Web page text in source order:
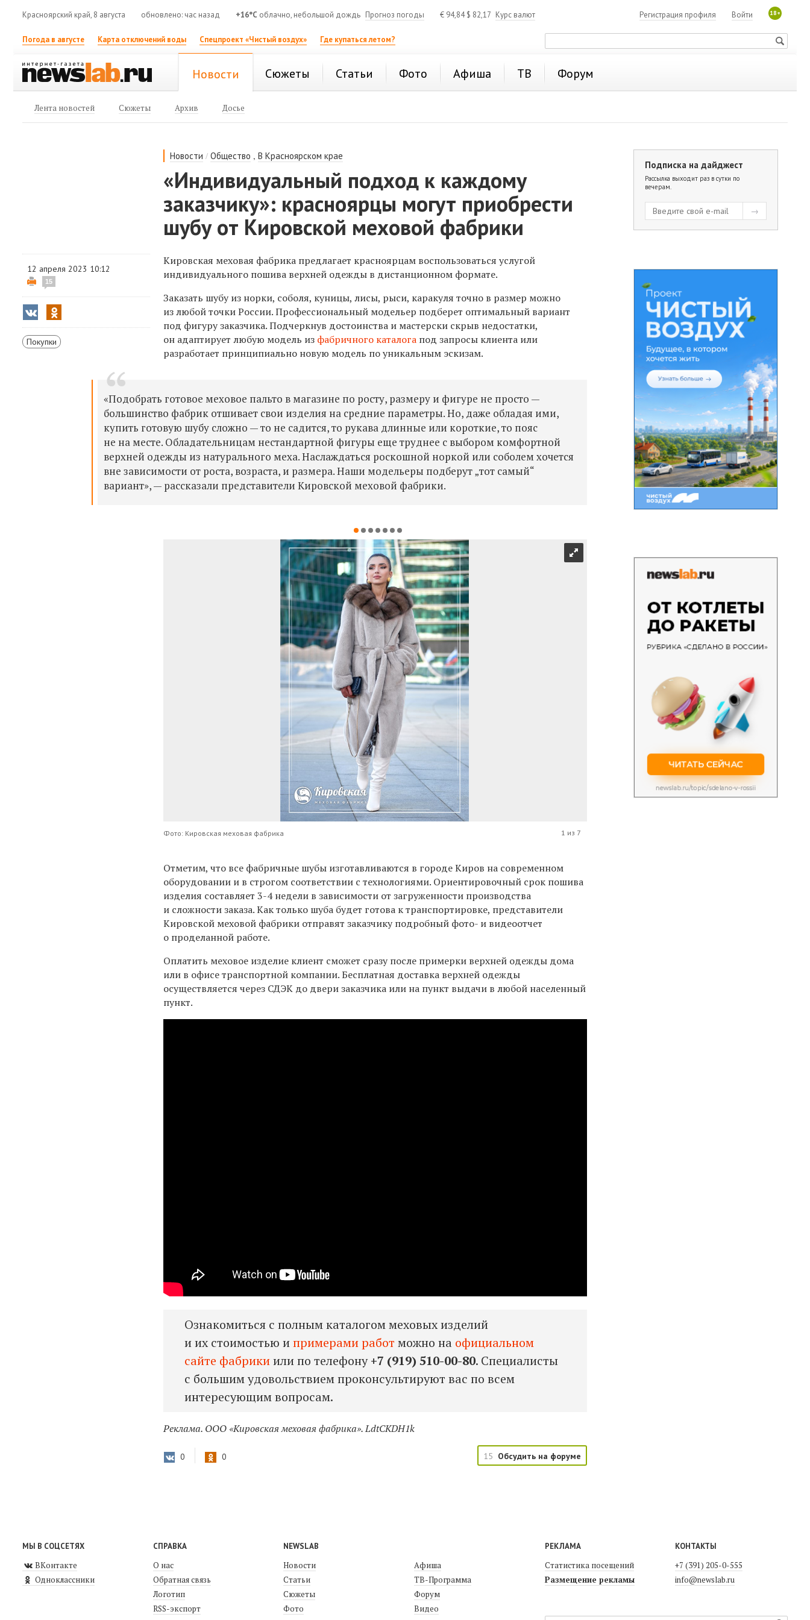
Красноярский край, 8 августа обновлено: час назад +16°C облачно, небольшой дождь Прогноз погоды € 94,84$ 82,17 Курс валют 18+
Войти
Регистрация профиля
Погода в августе Карта отключений воды Спецпроект «Чистый воздух» Где купаться летом?
Новости Сюжеты Статьи Фото Афиша ТВ Форум
Лента новостей Сюжеты Архив Досье
Новости /Общество ,В Красноярском крае
«Индивидуальный подход к каждому
заказчику»: красноярцы могут приобрести
шубу от Кировской меховой фабрики
12 апреля 2023 10:12
15
Покупки
Кировская меховая фабрика предлагает красноярцам воспользоваться услугой
индивидуального пошива верхней одежды в дистанционном формате.
Заказать шубу из норки, соболя, куницы, лисы, рыси, каракуля точно в размер можно
из любой точки России. Профессиональный модельер подберет оптимальный вариант
под фигуру заказчика. Подчеркнув достоинства и мастерски скрыв недостатки,
он адаптирует любую модель из фабричного каталога под запросы клиента или
разработает принципиально новую модель по уникальным эскизам.
«Подобрать готовое меховое пальто в магазине по росту, размеру и фигуре не просто —
большинство фабрик отшивает свои изделия на средние параметры. Но, даже обладая ими,
купить готовую шубу сложно — то не садится, то рукава длинные или короткие, то пояс
не на месте. Обладательницам нестандартной фигуры еще труднее с выбором комфортной
верхней одежды из натурального меха. Наслаждаться роскошной норкой или соболем хочется
вне зависимости от роста, возраста, и размера. Наши модельеры подберут „тот самый“
вариант», — рассказали представители Кировской меховой фабрики.
Фото: Кировская меховая фабрика 1 из 7
Отметим, что все фабричные шубы изготавливаются в городе Киров на современном
оборудовании и в строгом соответствии с технологиями. Ориентировочный срок пошива
изделия составляет 3-4 недели в зависимости от загруженности производства
и сложности заказа. Как только шуба будет готова к транспортировке, представители
Кировской меховой фабрики отправят заказчику подробный фото- и видеоотчет
о проделанной работе.
Оплатить меховое изделие клиент сможет сразу после примерки верхней одежды дома
или в офисе транспортной компании. Бесплатная доставка верхней одежды
осуществляется через СДЭК до двери заказчика или на пункт выдачи в любой населенный
пункт.
Ознакомиться с полным каталогом меховых изделий
и их стоимостью ипримерами работ можно на официальном
сайте фабрикиили по телефону+7 (919) 510-00-80. Специалисты
с большим удовольствием проконсультируют вас по всем
интересующим вопросам.
Реклама. ООО «Кировская меховая фабрика».LdtCKDH1k
0 0 15 Обсудить на форуме
Подписка на дайджест
Рассылка выходит раз в сутки по
вечерам.
МЫ В СОЦСЕТЯХ
ВКонтакте
Одноклассники
СПРАВКА
О нас
Обратная связь
Логотип
RSS-экспорт
NEWSLAB
Новости
Статьи
Сюжеты
Фото
Афиша
ТВ-Программа
Форум
Видео
РЕКЛАМА
Статистика посещений
Размещение рекламы
КОНТАКТЫ
+7 (391) 205-0-555
info@newslab.ru